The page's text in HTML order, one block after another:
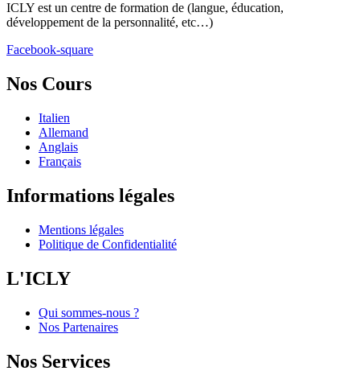
ICLY est un centre de formation de (langue, éducation,
développement de la personnalité, etc…)
Facebook-square
Nos Cours
Italien
Allemand
Anglais
Français
Informations légales
Mentions légales
Politique de Confidentialité
L'ICLY
Qui sommes-nous ?
Nos Partenaires
Nos Services